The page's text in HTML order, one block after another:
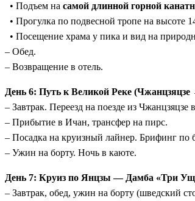
• Подъем на самой длинной горной
• Прогулка по подвесной тропе на высоте
• Посещение храма у пика и вид на
– Обед.
– Возвращение в отель.
День 6: Путь к Великой Реке
– Завтрак. Переезд на поезде из Чжанцзяцзе
– Прибытие в Ичан, трансфер на пирс.
– Посадка на круизный лайнер. Брифинг по
– Ужин на борту. Ночь в каюте.
День 7: Круиз по Янцзы — Дамба «Три
– Завтрак, обед, ужин на борту (шведский